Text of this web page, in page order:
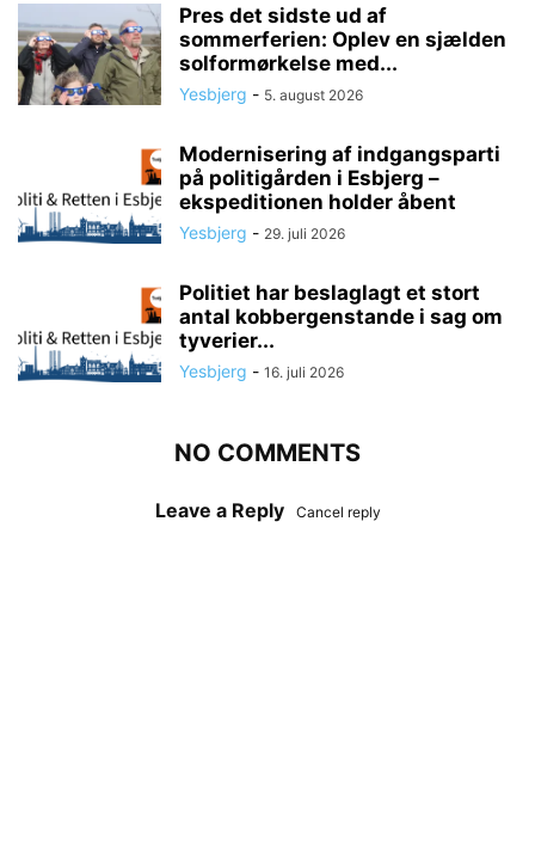
Pres det sidste ud af
sommerferien: Oplev en sjælden
solformørkelse med...
Yesbjerg - 5. august 2026
Modernisering af indgangsparti
på politigården i Esbjerg –
ekspeditionen holder åbent
Yesbjerg - 29. juli 2026
Politiet har beslaglagt et stort
antal kobbergenstande i sag om
tyverier...
Yesbjerg - 16. juli 2026
NO COMMENTS
Leave a Reply Cancel reply